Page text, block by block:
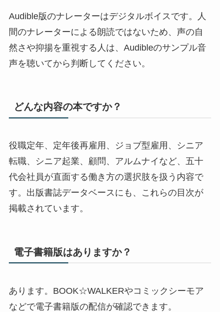
Audible版のナレーターはデジタルボイスです。人
間のナレーターによる朗読ではないため、声の自
然さや抑揚を重視する人は、Audibleのサンプル音
声を聴いてから判断してください。
どんな内容の本ですか？
役職定年、定年後再雇用、ジョブ型雇用、シニア
転職、シニア起業、顧問、アルムナイなど、五十
代会社員が直面する働き方の選択肢を扱う内容で
す。出版書誌データベースにも、これらの目次が
掲載されています。
電子書籍版はありますか？
あります。BOOK☆WALKERやコミックシーモア
などで電子書籍版の配信が確認できます。